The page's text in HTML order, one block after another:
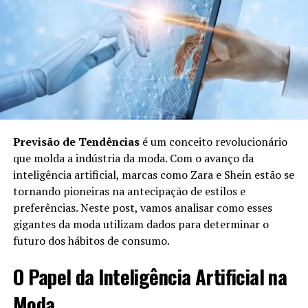
looks personalizados.
Consultoria Personalizada:Profissionais podem
revisar as opções e oferecer conselhos, se
necessário.
Envio de Itens: Após a seleção das peças, elas
são enviadas diretamente ao cliente.
Benefícios do Personal Shopper em
Compras Online
Utilizar um Personal Shopper para compras online traz
uma série de benefícios:
Economia de Tempo:O cliente não precisa
Shopper faz isso rapidamente.
Previsão de Tendênciasé um conceito revolucionário
que molda a indústria da moda. Com o avanço da
inteligência artificial, marcas como Zara e Shein estão se
tornando pioneiras na antecipação de estilos e
preferências. Neste post, vamos analisar como esses
gigantes da moda utilizam dados para determinar o
futuro dos hábitos de consumo.
O Papel da Inteligência Artificial na